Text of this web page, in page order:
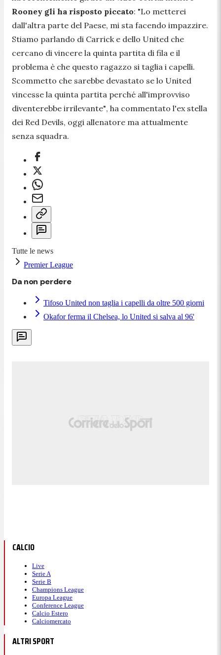
Rooney gli ha risposto piccato: "Lo metterei
dall'altra parte del Paese, mi sta facendo impazzire.
Stiamo parlando di Carrick e dello United che
cercano di vincere la quinta partita di fila e il
problema è che questo ragazzo si taglia i capelli.
Scommetto che sarebbe devastato se lo United
vincesse la quinta partita perché all'improvviso
diventerebbe irrilevante", ha commentato l'ex stella
dei Red Devils, oggi allenatore ma attualmente
senza squadra.
Tutte le news
Premier League
Da non perdere
Tifoso United non taglia i capelli da oltre 500 giorni
Okafor ferma il Chelsea, lo United si salva al 96'
CALCIO
Live
Serie A
Serie B
Champions League
Europa League
Conference League
Calcio Estero
Calciomercato
ALTRI SPORT